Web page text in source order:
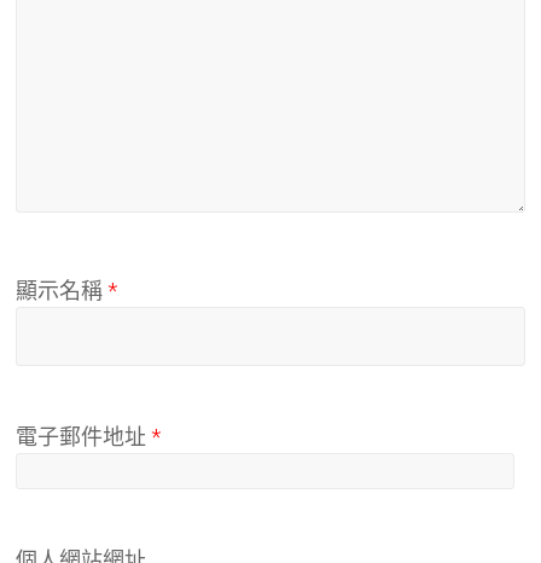
顯示名稱*
電子郵件地址*